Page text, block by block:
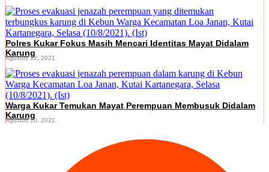
Polres Kukar Fokus Masih Mencari Identitas Mayat Didalam
Karung
Agustus 12, 2021
Warga Kukar Temukan Mayat Perempuan Membusuk Didalam
Karung
Agustus 10, 2021